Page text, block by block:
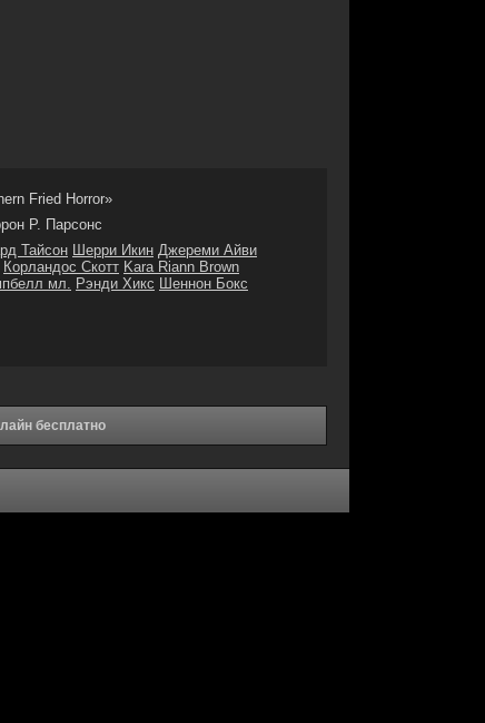
Fried Horror»
Р. Парсонс
Тайсон Шерри Икин Джереми Айви
Корландос Скотт Kara Riann Brown
мл.
Рэнди Хикс
Шеннон Бокс
бесплатно